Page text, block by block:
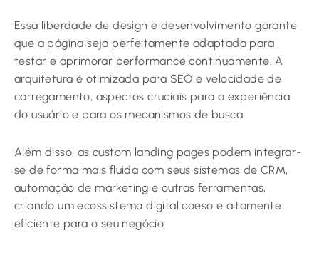
Essa liberdade de design e desenvolvimento garante
que a página seja perfeitamente adaptada para
testar e aprimorar performance continuamente. A
arquitetura é otimizada para SEO e velocidade de
carregamento, aspectos cruciais para a experiência
do usuário e para os mecanismos de busca.
Além disso, as custom landing pages podem integrar-
se de forma mais fluida com seus sistemas de CRM,
automação de marketing e outras ferramentas,
criando um ecossistema digital coeso e altamente
eficiente para o seu negócio.